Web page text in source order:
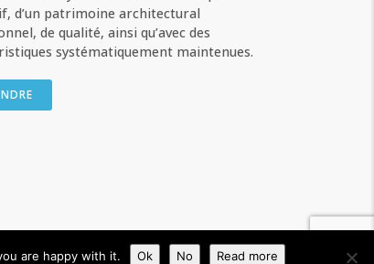
d’un patrimoine architectural
de qualité, ainsi qu’avec des
systématiquement maintenues.
are happy with it. Ok No Read more